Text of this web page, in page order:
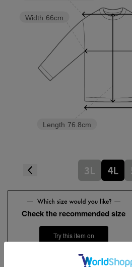
Length 76.8cm
Width 66cm
3L 4L
Check the recommended size
Try this item on